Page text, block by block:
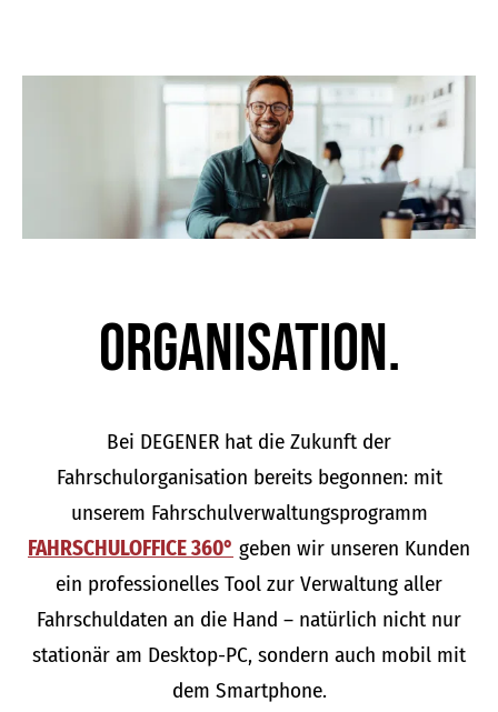
Organisation.
Bei DEGENER hat die Zukunft der
Fahrschulorganisation bereits begonnen: mit
unserem Fahrschulverwaltungsprogramm
FAHRSCHULOFFICE 360° geben wir unseren Kunden
ein professionelles Tool zur Verwaltung aller
Fahrschuldaten an die Hand – natürlich nicht nur
stationär am Desktop-PC, sondern auch mobil mit
dem Smartphone.